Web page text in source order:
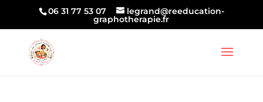
06 31 77 53 07 legrand@reeducation-
graphotherapie.fr